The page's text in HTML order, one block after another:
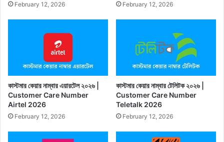
February 12, 2026 February 12, 2026
কাস্টমার কেয়ার নাম্বার এয়ারটেল ২০২৬ |
Customer Care Number
Airtel 2026
February 12, 2026
কাস্টমার কেয়ার নাম্বার টেলিটক ২০২৬ |
Customer Care Number
Teletalk 2026
February 12, 2026